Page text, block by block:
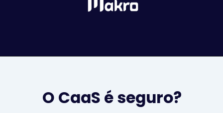
O CaaS é seguro?